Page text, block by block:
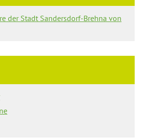
der Stadt Sandersdorf-Brehna von